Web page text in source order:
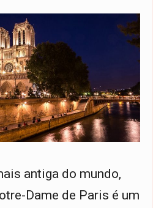
antiga do mundo,
Dame de Paris é um